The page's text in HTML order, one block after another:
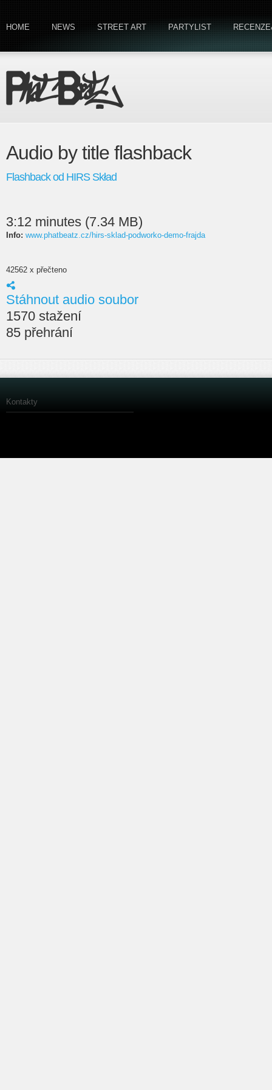
HOME NEWS STREET ART PARTYLIST
Audio by title flashback
Flashback od HIRS Skład
3:12 minutes (7.34 MB)
Info: www.phatbeatz.cz/hirs-sklad-podworko-demo-frajda
42562 x přečteno
Stáhnout audio soubor
1570 stažení
85 přehrání
Kontakty